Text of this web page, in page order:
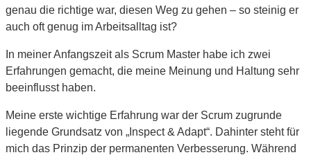
genau die richtige war, diesen Weg zu gehen – so steinig er
auch oft genug im Arbeitsalltag ist?
In meiner Anfangszeit als Scrum Master habe ich zwei
Erfahrungen gemacht, die meine Meinung und Haltung sehr
beeinflusst haben.
Meine erste wichtige Erfahrung war der Scrum zugrunde
liegende Grundsatz von „Inspect & Adapt“. Dahinter steht für
mich das Prinzip der permanenten Verbesserung. Während